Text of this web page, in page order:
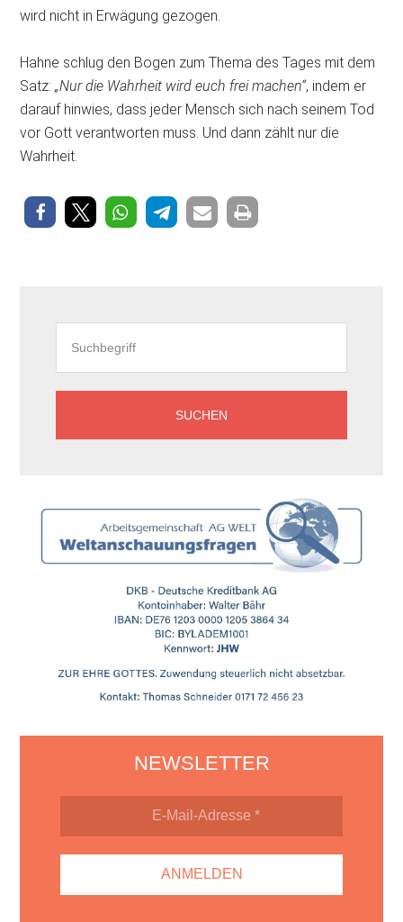
wird nicht in Erwägung gezogen.
Hahne schlug den Bogen zum Thema des Tages mit dem
Satz:„Nur die Wahrheit wird euch frei machen“, indem er
darauf hinwies, dass jeder Mensch sich nach seinem Tod
vor Gott verantworten muss. Und dann zählt nur die
Wahrheit.
NEWSLETTER